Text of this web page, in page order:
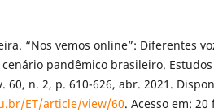
“Nos vemos online”: Diferentes
pandêmico brasileiro. Estudos
60, n. 2, p. 610-626, abr. 2021.
ET/article/view/60. Acesso em: 20